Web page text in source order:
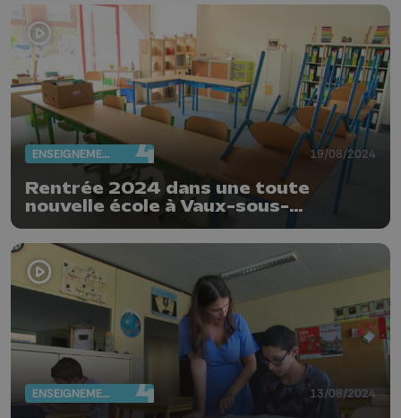
ENSEIGNEMENT 19/08/2024
Rentrée 2024 dans une toute
nouvelle école à Vaux-sous-
Chèvremont
ENSEIGNEMENT 13/08/2024